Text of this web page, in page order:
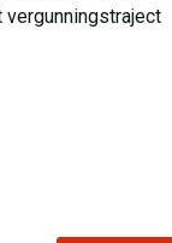
vergunningstraject